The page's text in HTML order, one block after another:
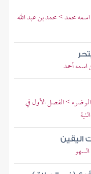
محمد > محمد بن عبد الله
أحمد
الوضوء > الفصل الأول في
اليقين